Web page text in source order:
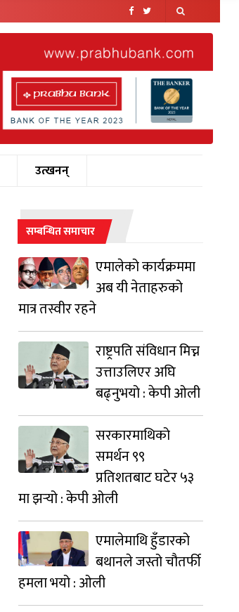
उत्खनन्
सम्बन्धित समाचार
एमालेको कार्यक्रममा
अब यी नेताहरुको
मात्र तस्वीर रहने
राष्ट्रपति संविधान मिच्न
उत्ताउलिएर अघि
बढ्नुभयो : केपी ओली
सरकारमाथिको
समर्थन ९९
प्रतिशतबाट घटेर ५३
मा झर्‍यो : केपी ओली
एमालेमाथि हुँडारको
बथानले जस्तो चौतर्फी
हमला भयो : ओली